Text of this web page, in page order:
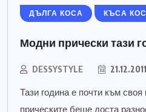
ДЪЛГА КОСА КЪСА
Модни прически тази
DESSYSTYLE 21.12.2011
Тази година е почти към
прическите беше доста